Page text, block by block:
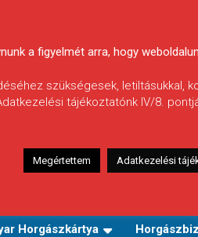
Horgászkártya
a figyelmét arra, hogy
szükségesek, letiltásukkal,
tájékoztatónk IV/8.
Megértettem Adatkezelési